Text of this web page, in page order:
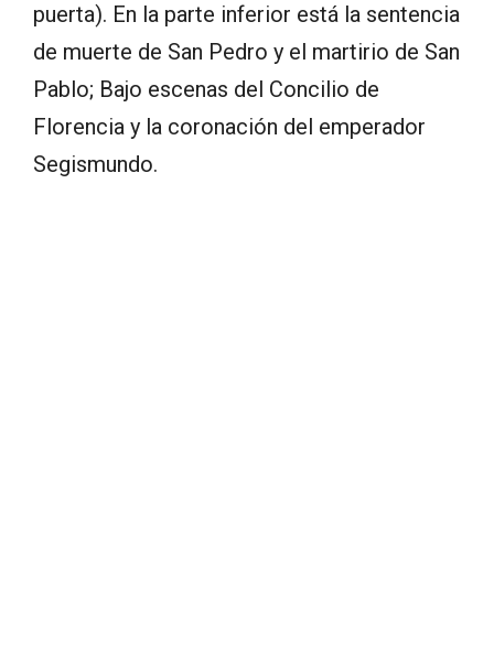
puerta). En la parte inferior está la sentencia
de muerte de San Pedro y el martirio de San
Pablo; Bajo escenas del Concilio de
Florencia y la coronación del emperador
Segismundo.